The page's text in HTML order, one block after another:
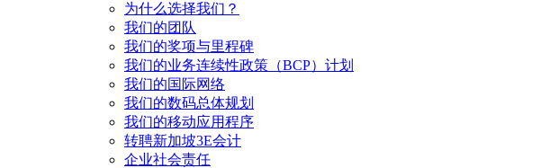
为什么选择我们？
我们的团队
我们的奖项与里程碑
我们的业务连续性政策（BCP）计划
我们的国际网络
我们的数码总体规划
我们的移动应用程序
转聘新加坡3E会计
企业社会责任